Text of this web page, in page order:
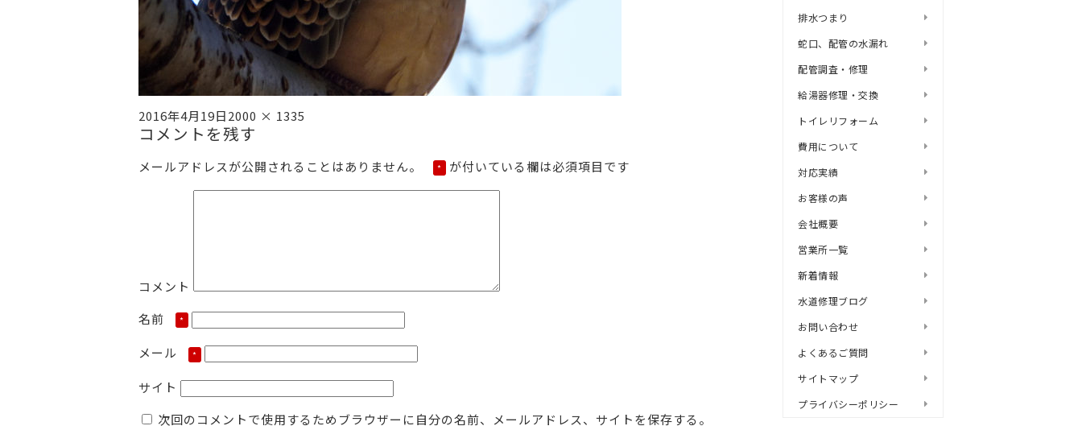
投
稿
日:
2016年4月19日フ
ル
サ
イ
ズ
2000 × 1335
コメントを残す
メールアドレスが公開されることはありません。 * が付いている欄は必須項目です
コメント
名前
*
メール *
サイト
次回のコメントで使用するためブラウザーに自分の名前、メールアドレス、サイトを保存する。
排水つまり
蛇口、配管の水漏れ
配管調査・修理
給湯器修理・交換
トイレリフォーム
費用について
対応実績
お客様の声
会社概要
営業所一覧
新着情報
水道修理ブログ
お問い合わせ
よくあるご質問
サイトマップ
プライバシーポリシー